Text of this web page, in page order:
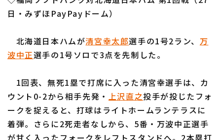
ファーム西地区
東北楽天ゴールデンイーグルス
埼玉西武ライオンズ
オリックス・バファローズ
福岡ソフトバンクホークス
設定
日・みずほPayPayドーム）
北海道日本ハムが清宮幸太郎選手の1号2ラン、 万
波中正選手の1号ソロで3点を先制した。
1回表、無死1塁で打席に入った清宮幸選手は、カ
ウント0-2から相手先発・ 上沢直之投手が投じたフォ
ークを捉えると、打球はライトホームランテラスに
着弾。さらに2死走者なしから、5番・万波中正選手
が甘く入ったフォークをレフトスタンドへ。2本塁打